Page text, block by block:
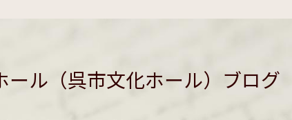
ール（呉市文化ホール）ブログ